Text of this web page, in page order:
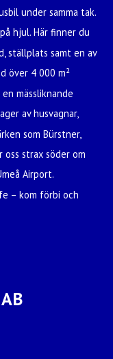
under samma tak.
hjul. Här finner du
ställplats samt en av
över 4 000 m²
mässliknande
av husvagnar,
som Bürstner,
oss strax söder om
Airport.
– kom förbi och